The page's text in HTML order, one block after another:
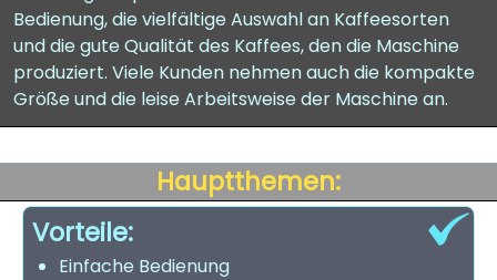
Bedienung, die vielfältige Auswahl an Kaffeesorten
und die gute Qualität des Kaffees, den die Maschine
produziert. Viele Kunden nehmen auch die kompakte
Größe und die leise Arbeitsweise der Maschine an.
Hauptthemen:
Vorteile:
Einfache Bedienung